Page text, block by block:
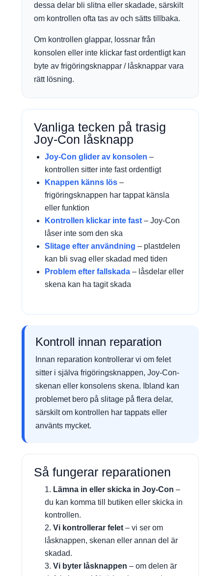
dessa delar bli slitna eller skadade, särskilt
om kontrollen ofta tas av och sätts tillbaka.
Om kontrollen glappar, lossnar från
konsolen eller inte klickar fast ordentligt kan
byte av frigöringsknappar / låsknappar vara
rätt lösning.
Vanliga tecken på trasig
Joy-Con låsknapp
Joy-Con glider av konsolen –
kontrollen sitter inte fast ordentligt
Knappen känns lös –
frigöringsknappen har tappat känsla
eller funktion
Kontrollen klickar inte fast – Joy-Con
låser inte som den ska
Slitage efter användning – plastdelen
kan bli svag eller skadad med tiden
Problem efter fallskada – låsdelar eller
skena kan ha tagit skada
Kontroll innan reparation
Innan reparation kontrollerar vi om felet
sitter i själva frigöringsknappen, Joy-Con-
skenan eller konsolens skena. Ibland kan
problemet bero på slitage på flera delar,
särskilt om kontrollen har tappats eller
använts mycket.
Så fungerar reparationen
Lämna in eller skicka in Joy-Con –
du kan komma till butiken eller skicka in
kontrollen.
Vi kontrollerar felet – vi ser om
låsknappen, skenan eller annan del är
skadad.
Vi byter låsknappen – om delen är